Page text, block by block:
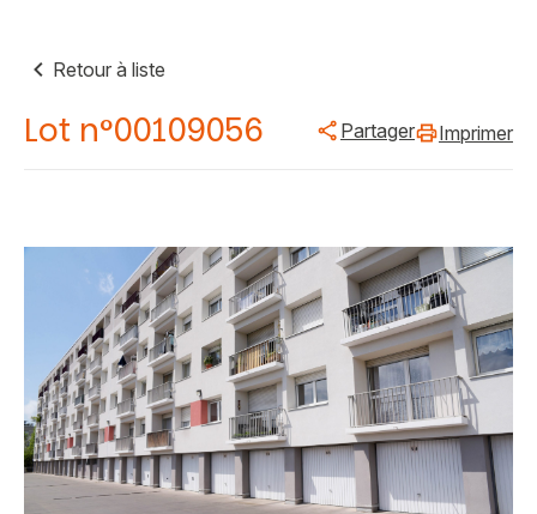
Retour à liste
Lot n°00109056 Partager Imprimer